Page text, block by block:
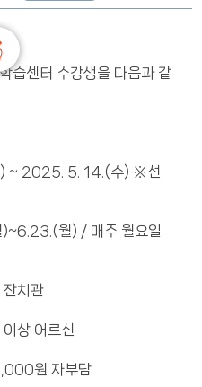
습센터 수강생을 다음과 같
) ~ 2025. 5. 14.(수) ※선
월) / 매주 월요일
잔치관
상 어르신
원 자부담